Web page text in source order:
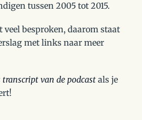
tussen 2005 tot 2015.
besproken, daarom staat
met links naar meer
transcript van de podcast als je